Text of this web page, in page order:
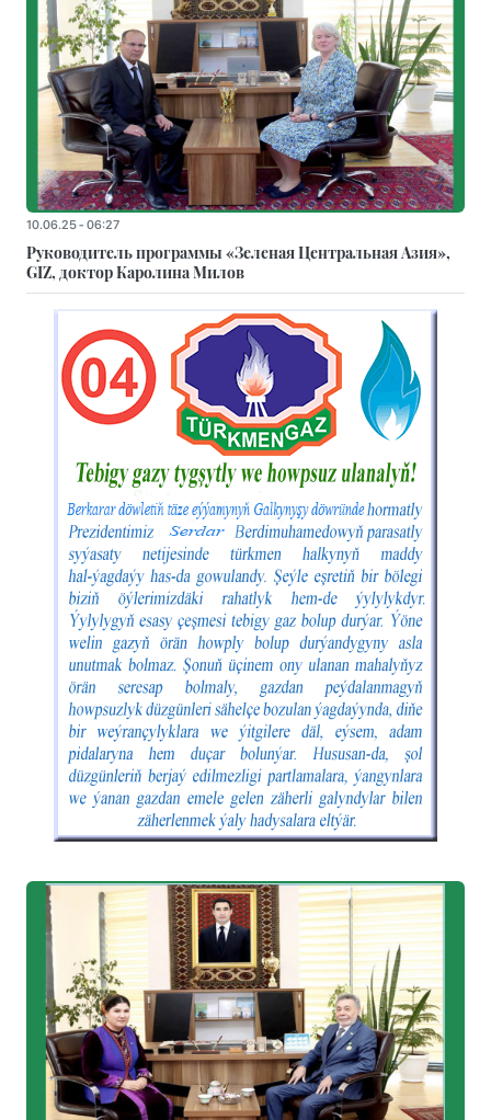
10.06.25 - 06:27
Руководитель программы «Зеленая Центральная Азия»,
GIZ, доктор Каролина Милов